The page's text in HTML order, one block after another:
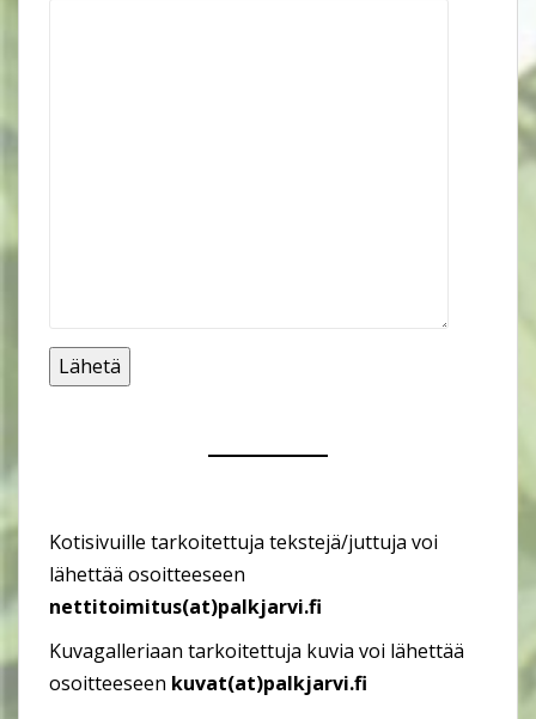
Kotisivuille tarkoitettuja tekstejä/juttuja voi
lähettää osoitteeseen
nettitoimitus(at)palkjarvi.fi
Kuvagalleriaan tarkoitettuja kuvia voi lähettää
osoitteeseen kuvat(at)palkjarvi.fi